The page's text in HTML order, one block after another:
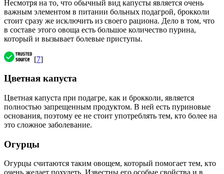
Несмотря на то, что обычный вид капусты является очень
важным элементом в питании больных подагрой, брокколи
стоит сразу же исключить из своего рациона. Дело в том, что
в составе этого овоща есть большое количество пурина,
который и вызывает болевые приступы.
[7]
Цветная капуста
Цветная капуста при подагре, как и брокколи, является
полностью запрещенным продуктом. В ней есть пуриновые
основания, поэтому ее не стоит употреблять тем, кто более на
это сложное заболевание.
Огурцы
Огурцы считаются таким овощем, который помогает тем, кто